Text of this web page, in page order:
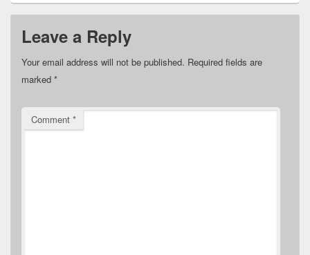
Leave a Reply
Your email address will not be published. Required fields are
marked *
Comment *